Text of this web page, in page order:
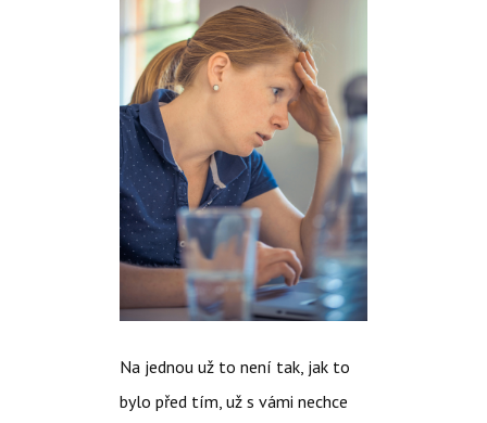
Na jednou už to není tak, jak to
bylo před tím, už s vámi nechce